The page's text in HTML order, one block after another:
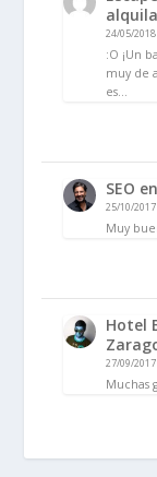
24/05/2018
:O ¡Un
muy de
es…
SEO
25/10/2017
Muy
Hotel
27/09/2017
Muchas